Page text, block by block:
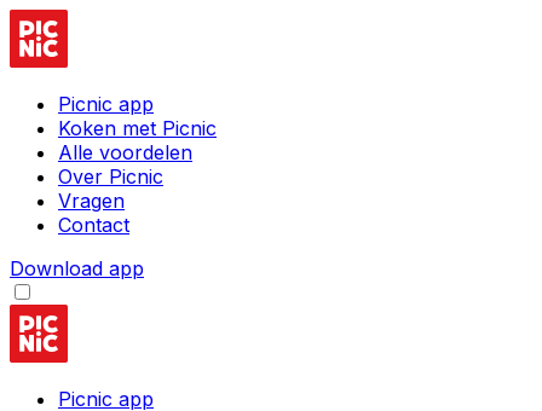
Picnic app
Koken met Picnic
Alle voordelen
Over Picnic
Vragen
Contact
Download app
Picnic app